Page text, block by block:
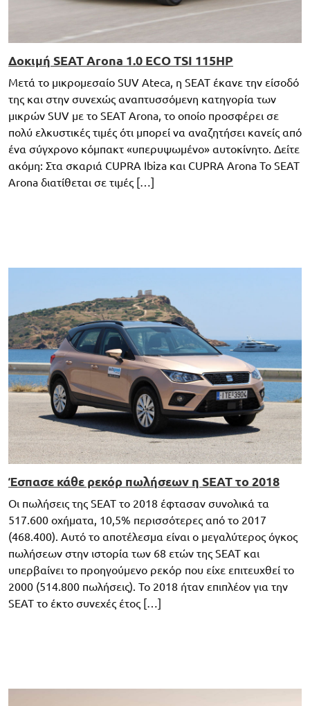
Δοκιμή SEAT Arona 1.0 ECO TSI 115HP
Μετά το μικρομεσαίο SUV Ateca, η SEAT έκανε την είσοδό
της και στην συνεχώς αναπτυσσόμενη κατηγορία των
μικρών SUV με το SEAT Arona, το οποίο προσφέρει σε
πολύ ελκυστικές τιμές ότι μπορεί να αναζητήσει κανείς από
ένα σύγχρονο κόμπακτ «υπερυψωμένο» αυτοκίνητο. Δείτε
ακόμη: Στα σκαριά CUPRA Ibiza και CUPRA Arona To SEAT
Arona διατίθεται σε τιμές […]
Έσπασε κάθε ρεκόρ πωλήσεων η SEAT το 2018
Οι πωλήσεις της SEAT το 2018 έφτασαν συνολικά τα
517.600 οχήματα, 10,5% περισσότερες από το 2017
(468.400). Αυτό το αποτέλεσμα είναι ο μεγαλύτερος όγκος
πωλήσεων στην ιστορία των 68 ετών της SEAT και
υπερβαίνει το προηγούμενο ρεκόρ που είχε επιτευχθεί το
2000 (514.800 πωλήσεις). Το 2018 ήταν επιπλέον για την
SEAT το έκτο συνεχές έτος […]